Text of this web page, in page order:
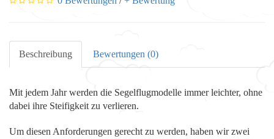
Beschreibung Bewertungen (0)
Mit jedem Jahr werden die Segelflugmodelle immer leichter, ohne
dabei ihre Steifigkeit zu verlieren.
Um diesen Anforderungen gerecht zu werden, haben wir zwei